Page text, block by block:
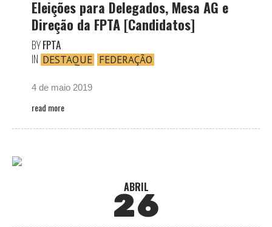
Eleições para Delegados, Mesa AG e
Direção da FPTA [Candidatos]
BYFPTA
IN DESTAQUE FEDERAÇÃO
4 de maio 2019
read more
ABRIL
26